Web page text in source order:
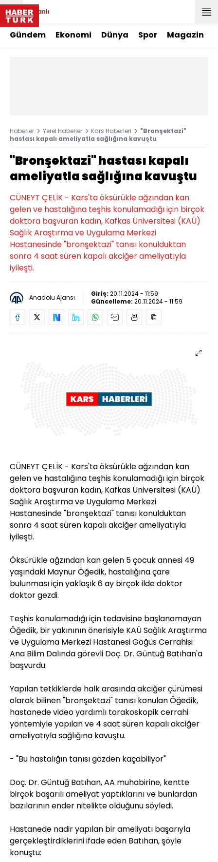
Canlı
Gündem Ekonomi Dünya Spor Magazin
Haberler Yerel Haberler Kars Haberleri
"Bronşektazi"
hastası kapalı ameliyatla sağlığına kavuştu
"Bronşektazi" hastası kapalı
ameliyatla sağlığına kavuştu
CÜNEYT ÇELİK - Kars'ta öksürükle ağzından kan
gelen ve hastalığına teşhis konulamadığı için birçok
doktora başvuran kadın, Kafkas Üniversitesi (KAÜ)
Sağlık Araştırma ve Uygulama Merkezi
Hastanesinde "bronşektazi" tanısı konulduktan
sonra 4 saat süren kapalı akciğer ameliyatıyla
iyileşti.
Anadolu Ajansı Giriş: 20.11.2024 - 11:59
Güncelleme: 20.11.2024 - 11:59
CÜNEYT ÇELİK - Kars'ta öksürükle ağzından kan
gelen ve hastalığına teşhis konulamadığı için birçok
doktora başvuran kadın, Kafkas Üniversitesi (KAÜ)
Sağlık Araştırma ve Uygulama Merkezi
Hastanesinde "bronşektazi" tanısı konulduktan
sonra 4 saat süren kapalı akciğer ameliyatıyla
iyileşti.
Öksürükle ağzından kan gelen 5 çocuk annesi 49
yaşındaki Maynur Öğedik, hastalığına çare
bulunması için yaklaşık 6 ay birçok ilde doktor
doktor gezdi.
Teşhis konulamadığı için tedavisine başlanamayan
Öğedik, bir yakınının önerisiyle KAÜ Sağlık Araştırma
ve Uygulama Merkezi Hastanesi Göğüs Cerrahisi
Ana Bilim Dalında görevli Doç. Dr. Güntuğ Batıhan'a
başvurdu.
Yapılan tetkiklerde halk arasında akciğer çürümesi
olarak bilinen "bronşektazi" tanısı konulan Öğedik,
hastanede video yardımlı torakoskopik cerrahi
yöntemiyle yapılan ve 4 saat süren kapalı akciğer
ameliyatıyla sağlığına kavuştu.
- "Bu hastalığın tanısı gözden kaçabiliyor"
Doç. Dr. Güntuğ Batıhan, AA muhabirine, kentte
birçok başarılı ameliyat yaptıklarını ve bunlardan
bazılarının ender nitelikte olduğunu söyledi.
Hastanede nadir yapılan bir ameliyatı başarıyla
gerçekleştirdiklerini ifade eden Batıhan, şöyle
konuştu: